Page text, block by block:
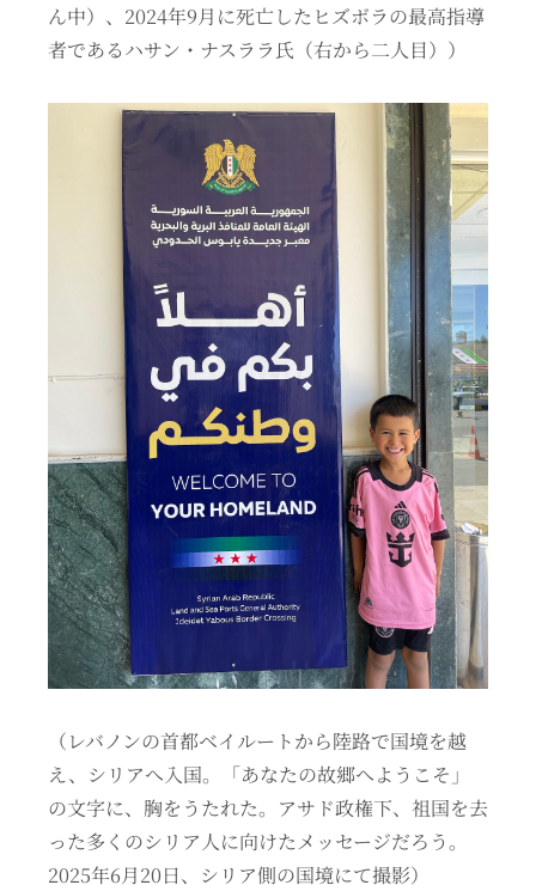
ん中）、2024年9月に死亡したヒズボラの最高指導
者であるハサン・ナスララ氏（右から二人目））
（レバノンの首都ベイルートから陸路で国境を越
え、シリアへ入国。「あなたの故郷へようこそ」
の文字に、胸をうたれた。アサド政権下、祖国を去
った多くのシリア人に向けたメッセージだろう。
2025年6月20日、シリア側の国境にて撮影）